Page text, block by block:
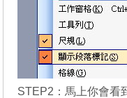
STEP2：馬上你會看